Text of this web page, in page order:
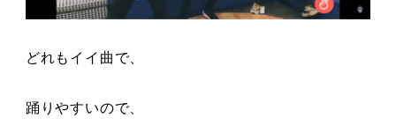
どれもイイ曲で、
踊りやすいので、